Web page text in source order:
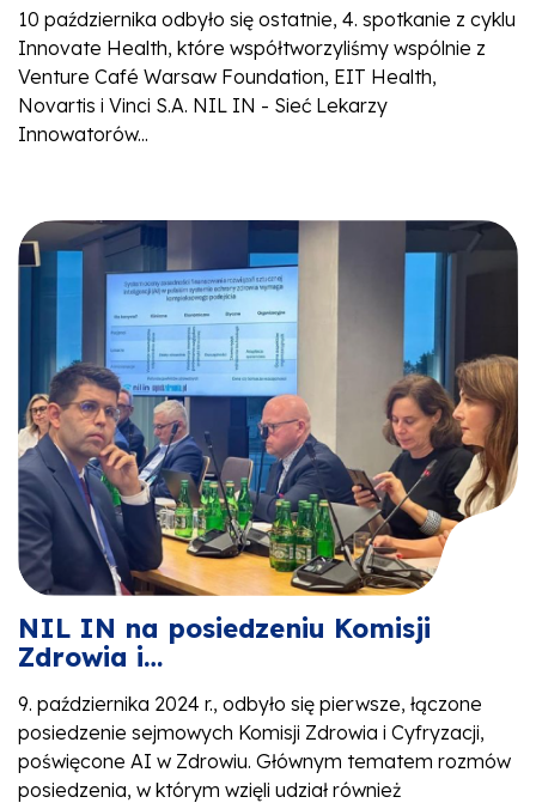
10 października odbyło się ostatnie, 4. spotkanie z cyklu
Innovate Health, które współtworzyliśmy wspólnie z
Venture Café Warsaw Foundation, EIT Health,
Novartis i Vinci S.A. NIL IN - Sieć Lekarzy
Innowatorów...
NIL IN na posiedzeniu Komisji
Zdrowia i…
9. października 2024 r., odbyło się pierwsze, łączone
posiedzenie sejmowych Komisji Zdrowia i Cyfryzacji,
poświęcone AI w Zdrowiu. Głównym tematem rozmów
posiedzenia, w którym wzięli udział również